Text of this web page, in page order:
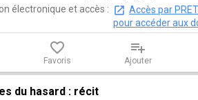
électronique et accès :
Accès par
pour accéder aux
favorite_border
Favoris
playlist_add
Ajouter
du hasard : récit